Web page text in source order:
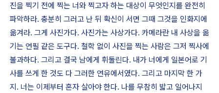
진을 찍기 전에 찍는 너와 찍고자 하는 대상이 무엇인지를 완전히
파악하라. 충분히 그러고 난 뒤 확신이 서면 그때 그것을 인화지에
옮겨라. 그게 사진가다. 사진가는 사상가다. 카메라란 내 사상을 옮
기는 연필 같은 도구다. 철학 없이 사진을 찍는 사람은 그저 찍사에
불과하다. 그리고 결국 남에게 휘둘린다. 내가 너에게 일본어로 기
사를 쓰게 한 것도 다 그러한 연유에서였다. 그리고 마지막 한 가
지. 너는 이제부터 혼자 살아야 한다. 나를 무참히 밟고 일어나지